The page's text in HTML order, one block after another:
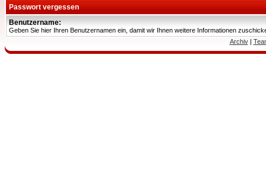
Passwort vergessen
Benutzername:
Geben Sie hier Ihren Benutzernamen ein, damit wir Ihnen weitere Informationen
Archiv|